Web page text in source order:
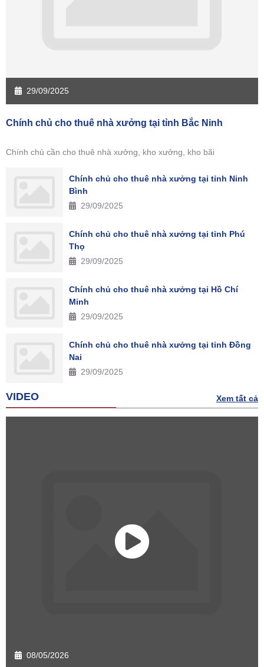
29/09/2025
Chính chủ cho thuê nhà xưởng tại tỉnh Bắc Ninh
Chính chủ cần cho thuê nhà xưởng, kho xưởng, kho bãi
Chính chủ cho thuê nhà xưởng tại tỉnh Ninh
Bình
29/09/2025
Chính chủ cho thuê nhà xưởng tại tỉnh Phú
Thọ
29/09/2025
Chính chủ cho thuê nhà xưởng tại Hồ Chí
Minh
29/09/2025
Chính chủ cho thuê nhà xưởng tại tỉnh Đồng
Nai
29/09/2025
VIDEO Xem tất cả
08/05/2026